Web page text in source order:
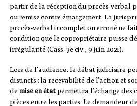
partir de la réception du procès-verbal
ou remise contre émargement. La
procès-verbal incomplet ou erroné ne
condition que le copropriétaire puisse
irrégularité (Cass. 3e civ., 9 juin 2021).
Lors de l’audience, le débat judiciaire
distincts : la recevabilité de l’action et
de mise en étatpermettra l’échange des
pièces entre les parties. Le demandeur